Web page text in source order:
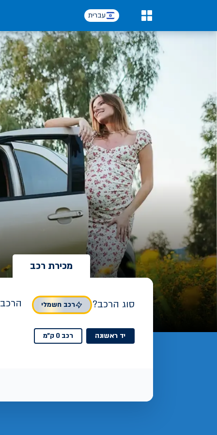
עברית
מכירת רכב
סוג הרכב? רכב חשמלי
יד ראשונה רכב 0 ק"מ